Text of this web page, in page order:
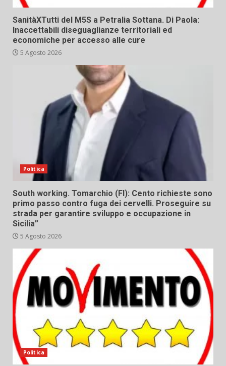
SanitàXTutti del M5S a Petralia Sottana. Di Paola:
Inaccettabili diseguaglianze territoriali ed
economiche per accesso alle cure
5 Agosto 2026
Politica
South working. Tomarchio (FI): Cento richieste sono
primo passo contro fuga dei cervelli. Proseguire su
strada per garantire sviluppo e occupazione in
Sicilia”
5 Agosto 2026
Politica